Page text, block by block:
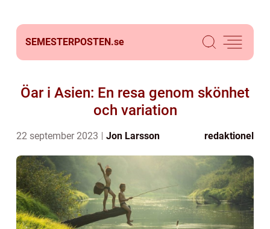
SEMESTERPOSTEN.se
Öar i Asien: En resa genom skönhet
och variation
22 september 2023 Jon Larsson redaktionel